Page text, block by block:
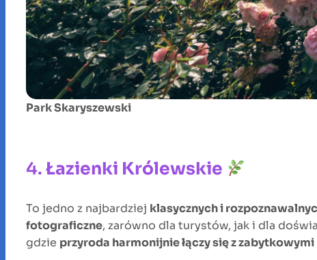
Park Skaryszewski
4.Łazienki Królewskie
To jedno z najbardziej klasycznych i
fotograficzne, zarówno dla turystów, jak i dla
gdzie przyroda harmonijnie łączy się z